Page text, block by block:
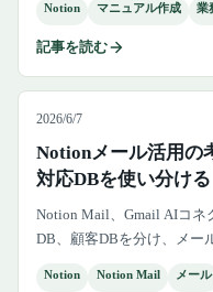
Notion マニュアル作成 業
記事を読む
2026/6/7
Notionメール活用の
対応DBを使い分ける
Notion Mail、Gmail AIコネ
DB、顧客DBを分け、メー
Notion Notion Mail メール